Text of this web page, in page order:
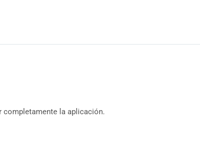
la aplicación.